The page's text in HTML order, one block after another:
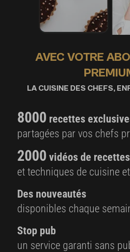
AVEC VOTRE
LA CUISINE DES CHEFS,
8000 recettes
partagées par vos chefs
2000 vidéos de recettes
et techniques de cuisine
Des nouveautés
disponibles chaque
Stop pub
un service garanti sans